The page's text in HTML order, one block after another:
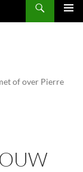
of over Pierre